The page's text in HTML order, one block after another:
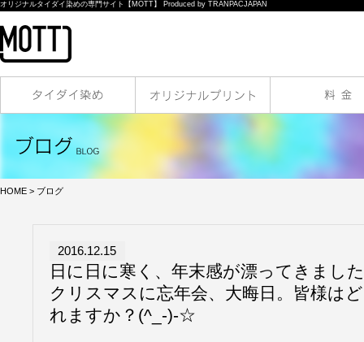
オリジナルタイダイ染めの専門サイト【MOTT】 Produced by TRANPACJAPAN
HOME > ブログ
2016.12.15
日に日に寒く、年末感が漂ってきまし
クリスマスに忘年会、大晦日。皆様は
れますか？(^_-)-☆